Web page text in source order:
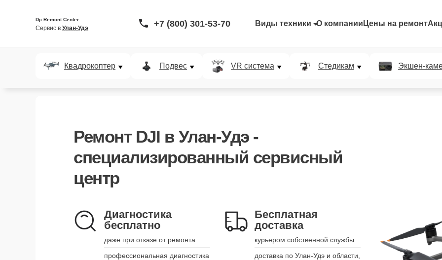
Dji Remont Center
Сервис в Улан-Удэ +7 (800) 301-53-70 Виды техники О компании Цены на ремонт
Квадрокоптер Подвес VR система Стедикам Экшен-
Ремонт DJI в Улан-Удэ -
специализированный сервисный
центр
Диагностика
бесплатно
даже при отказе от ремонта
профессиональная диагностика
Бесплатная
доставка
курьером собственной службы
доставка по Улан-Удэ и области,